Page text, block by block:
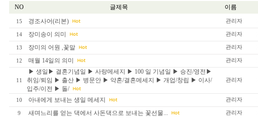
NO 글제목 이름
15 경조사어(리본) 관리자
14 장미송이 의미 관리자
13 장미의 어원 ,꽃말 관리자
12 매월 14일의 의미 관리자
11
▶ 생일▶ 결혼기념일 ▶ 사랑메세지 ▶ 100 일 기념일 ▶ 승진/영전▶
취임/퇴임 ▶ 출산 ▶ 병문안 ▶ 약혼/결혼메세지 ▶ 개업/창립 ▶ 이사/
입주/이전 ▶ 돌/
관리자
10 아내에게 보내는 생일 메세지 관리자
9 새며느리를 얻는 댁에서 사돈댁으로 보내는 꽃선물... 관리자